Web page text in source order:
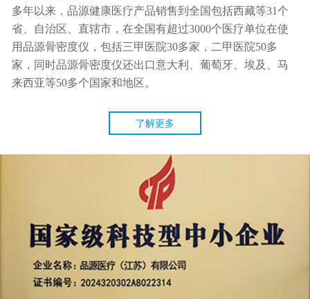
多年以来，品源健康医疗产品销售到全国包括西藏等31个
省、自治区、直辖市，在全国有超过3000个医疗单位在使
用品源骨密度仪，包括三甲医院30多家，二甲医院50多
家，同时品源骨密度仪还出口意大利、葡萄牙、埃及、马
来西亚等50多个国家和地区。
了解更多